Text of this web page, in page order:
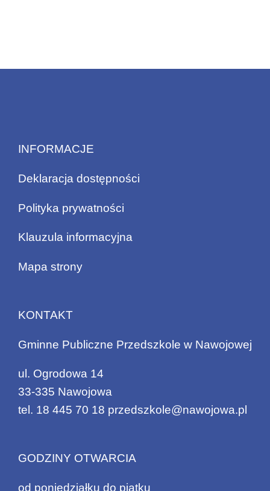
INFORMACJE
Deklaracja dostępności
Polityka prywatności
Klauzula informacyjna
Mapa strony
KONTAKT
Gminne Publiczne Przedszkole w Nawojowej
ul. Ogrodowa 14
33-335 Nawojowa
tel. 18 445 70 18 przedszkole@nawojowa.pl
GODZINY OTWARCIA
od poniedziałku do piątku